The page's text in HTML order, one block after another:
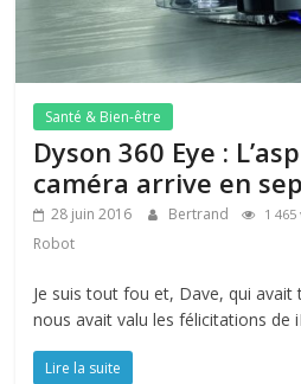
Santé & Bien-être
Dyson 360 Eye :
caméra arrive en
28 juin 2016 Bertrand 1
Robot
Je suis tout fou et, Dave, qui
nous avait valu les félicitations de
Lire la suite